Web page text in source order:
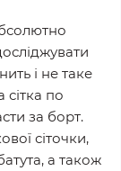
і не таке
по
за борт.
сіточки,
а також